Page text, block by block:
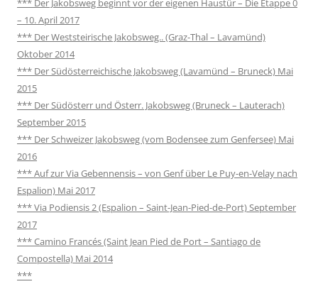
*** Der Jakobsweg beginnt vor der eigenen Haustür – Die Etappe 0
– 10. April 2017
*** Der Weststeirische Jakobsweg.. (Graz-Thal – Lavamünd)
Oktober 2014
*** Der Südösterreichische Jakobsweg (Lavamünd – Bruneck) Mai
2015
*** Der Südösterr und Österr. Jakobsweg (Bruneck – Lauterach)
September 2015
*** Der Schweizer Jakobsweg (vom Bodensee zum Genfersee) Mai
2016
*** Auf zur Via Gebennensis – von Genf über Le Puy-en-Velay nach
Espalion) Mai 2017
*** Via Podiensis 2 (Espalion – Saint-Jean-Pied-de-Port) September
2017
*** Camino Francés (Saint Jean Pied de Port – Santiago de
Compostella) Mai 2014
***